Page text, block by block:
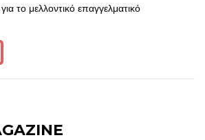
το μελλοντικό επαγγελματικό